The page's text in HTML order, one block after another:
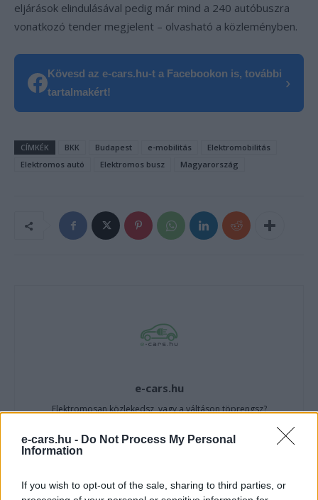
e-cars.hu - Do Not Process My Personal
Information
If you wish to opt-out of the sale, sharing to third parties, or
eljárások elindulásával pedig már mind a 240 autóbuszra
vonatkozó tender megjelent – olvasható a közleményben.
Kövesd az e-cars.hu-t a Facebookon is, további
tartalmakért!
›
CÍMKÉK BKK Budapest e-mobilitás
Elektromobilitás
Elektromos autó
Elektromos busz Magyarország
e-cars.hu
Elektromosan közlekedsz, vagy a váltáson töprengsz?
foglalkoztatnak a legújabb fejlesztések az elektromosság és a
fenntarthatóság területén? Akkor jó helyen jársz!